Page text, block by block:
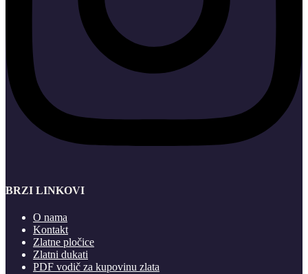
BRZI LINKOVI
O nama
Kontakt
Zlatne pločice
Zlatni dukati
PDF vodič za kupovinu zlata